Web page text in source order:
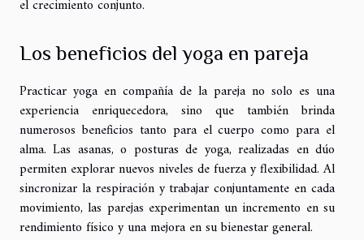
el crecimiento conjunto.
Los beneficios del yoga en pareja
Practicar yoga en compañía de la pareja no solo es una
experiencia enriquecedora, sino que también brinda
numerosos beneficios tanto para el cuerpo como para el
alma. Las asanas, o posturas de yoga, realizadas en dúo
permiten explorar nuevos niveles de fuerza y flexibilidad. Al
sincronizar la respiración y trabajar conjuntamente en cada
movimiento, las parejas experimentan un incremento en su
rendimiento físico y una mejora en su bienestar general.